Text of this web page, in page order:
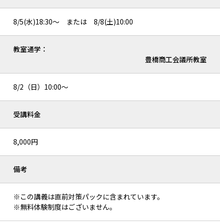
8/5(水)18:30～ または 8/8(土)10:00
教室通学：
豊橋商工会議所教室
8/2（日）10:00～
受講料金
8,000円
備考
※この講義は直前対策パックに含まれています。
※無料体験制度はございません。